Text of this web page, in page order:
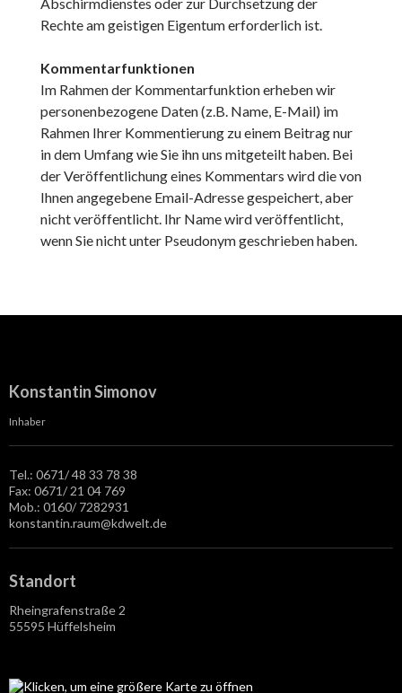
Rechte am geistigen Eigentum erforderlich ist.
Kommentarfunktionen
Im Rahmen der Kommentarfunktion erheben wir
personenbezogene Daten (z.B. Name, E-Mail) im
Rahmen Ihrer Kommentierung zu einem Beitrag nur
in dem Umfang wie Sie ihn uns mitgeteilt haben. Bei
der Veröffentlichung eines Kommentars wird die von
Ihnen angegebene Email-Adresse gespeichert, aber
nicht veröffentlicht. Ihr Name wird veröffentlicht,
wenn Sie nicht unter Pseudonym geschrieben haben.
Konstantin Simonov
Inhaber
Tel.: 0671/ 48 33 78 38
Fax: 0671/ 21 04 769
Mob.: 0160/ 7282931
konstantin.raum@kdwelt.de
Standort
Rheingrafenstraße 2
55595 Hüffelsheim